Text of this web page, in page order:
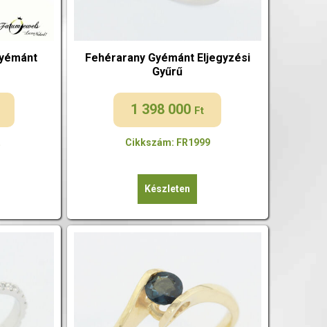
Fehérarany Gyémánt Eljegyzési
Gyűrű
1 398 000 Ft
Cikkszám: FR1999
Készleten